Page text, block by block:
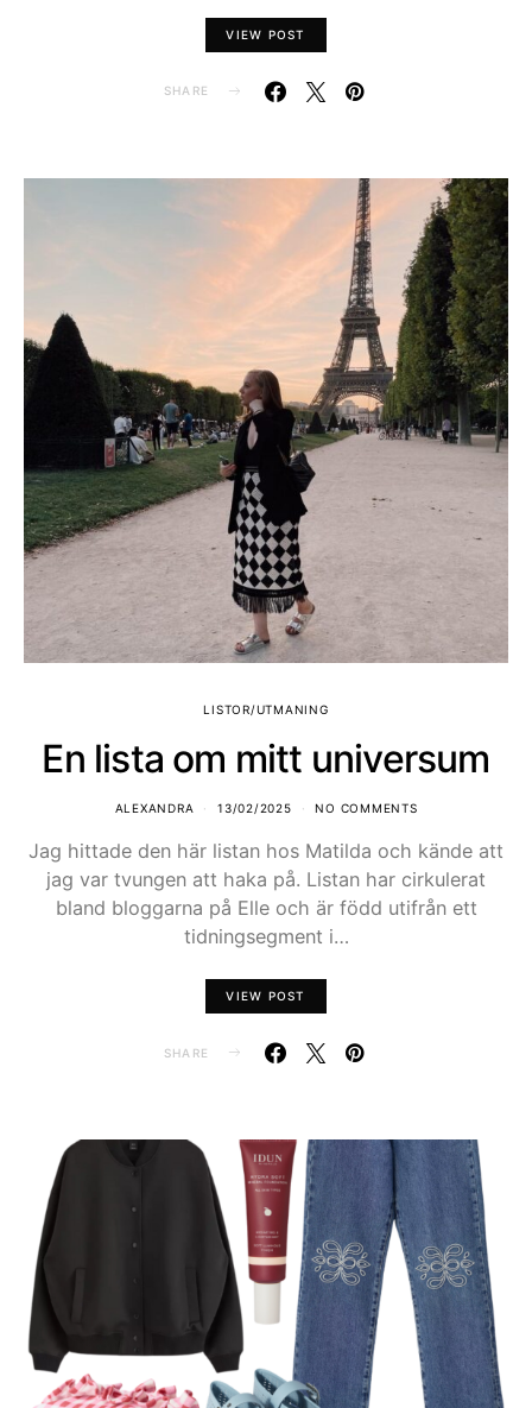
VIEW POST
SHARE
LISTOR/UTMANING
En lista om mitt universum
ALEXANDRA 13/02/2025 NO COMMENTS
Jag hittade den här listan hos Matilda och kände att
jag var tvungen att haka på. Listan har cirkulerat
bland bloggarna på Elle och är född utifrån ett
tidningsegment i…
VIEW POST
SHARE